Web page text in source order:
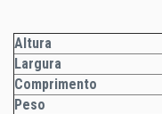
Altura
Largura
Comprimento
Peso